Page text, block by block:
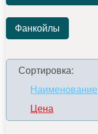
Фанкойлы
Сортировка:
Наименование
Цена